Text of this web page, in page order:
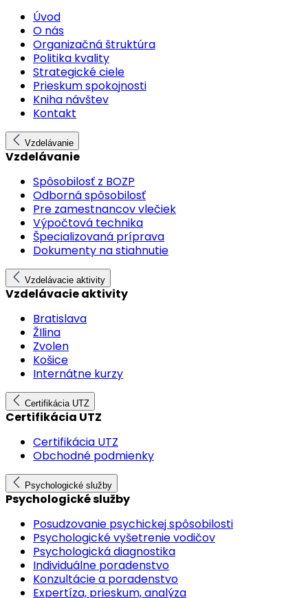
Úvod
O nás
Organizačná štruktúra
Politika kvality
Strategické ciele
Prieskum spokojnosti
Kniha návštev
Kontakt
Vzdelávanie
Vzdelávanie
Spôsobilosť z BOZP
Odborná spôsobilosť
Pre zamestnancov vlečiek
Výpočtová technika
Špecializovaná príprava
Dokumenty na stiahnutie
Vzdelávacie aktivity
Vzdelávacie aktivity
Bratislava
ŽIlina
Zvolen
Košice
Internátne kurzy
Certifikácia UTZ
Certifikácia UTZ
Certifikácia UTZ
Obchodné podmienky
Psychologické služby
Psychologické služby
Posudzovanie psychickej spôsobilosti
Psychologické vyšetrenie vodičov
Psychologická diagnostika
Individuálne poradenstvo
Konzultácie a poradenstvo
Expertíza, prieskum, analýza